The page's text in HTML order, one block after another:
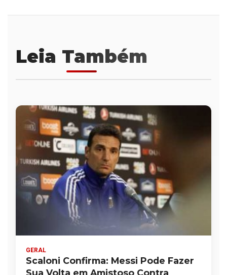
Leia Também
GERAL
Scaloni Confirma: Messi Pode Fazer
Sua Volta em Amistoso Contra